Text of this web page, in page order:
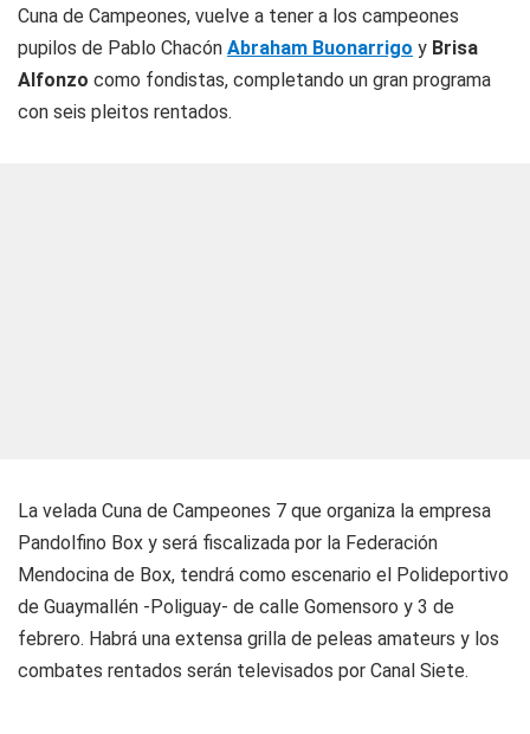
Cuna de Campeones, vuelve a tener a los campeones
pupilos de Pablo Chacón Abraham Buonarrigo y Brisa
Alfonzo como fondistas, completando un gran programa
con seis pleitos rentados.
La velada Cuna de Campeones 7 que organiza la empresa
Pandolfino Box y será fiscalizada por la Federación
Mendocina de Box, tendrá como escenario el Polideportivo
de Guaymallén -Poliguay- de calle Gomensoro y 3 de
febrero. Habrá una extensa grilla de peleas amateurs y los
combates rentados serán televisados por Canal Siete.